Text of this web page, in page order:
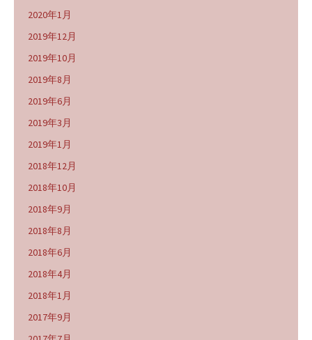
2020年1月
2019年12月
2019年10月
2019年8月
2019年6月
2019年3月
2019年1月
2018年12月
2018年10月
2018年9月
2018年8月
2018年6月
2018年4月
2018年1月
2017年9月